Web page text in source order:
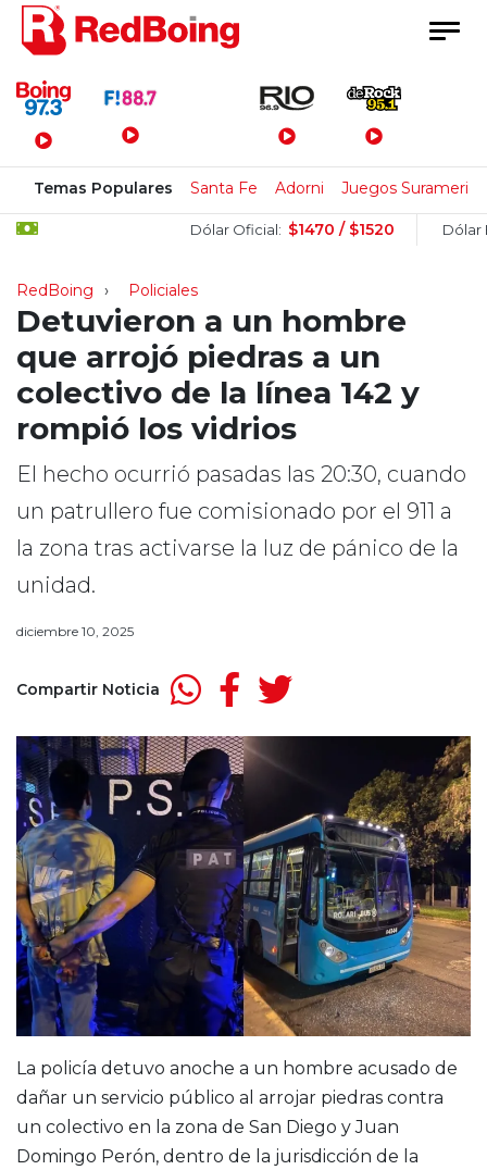
Menú Principal
Temas Populares Santa Fe Adorni Juegos
Dólar Oficial: $1470 / $1520 Dólar Blue:
RedBoing Policiales
Detuvieron a un hombre
que arrojó piedras a un
colectivo de la línea 142 y
rompió los vidrios
El hecho ocurrió pasadas las 20:30, cuando
un patrullero fue comisionado por el 911 a
la zona tras activarse la luz de pánico de la
unidad.
diciembre 10, 2025
Compartir Noticia
La policía detuvo anoche a un hombre acusado de
dañar un servicio público al arrojar piedras contra
un colectivo en la zona de San Diego y Juan
Domingo Perón, dentro de la jurisdicción de la